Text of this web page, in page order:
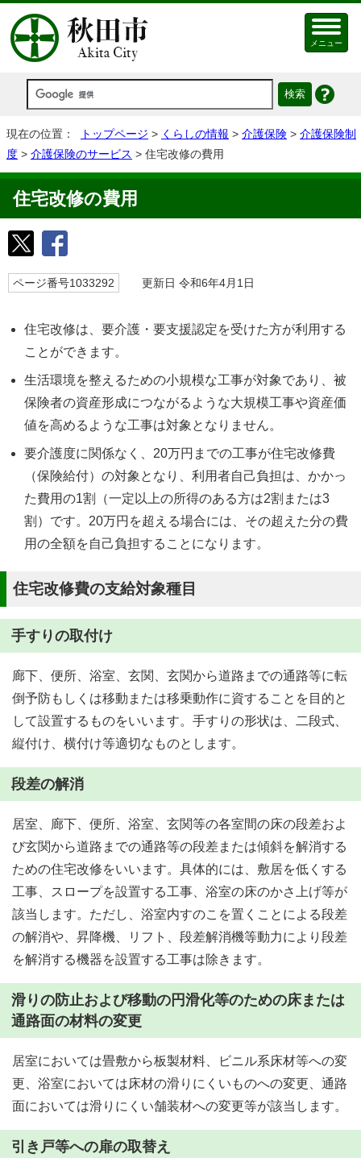
メニュー
現在の位置： トップページ > くらしの情報 > 介護保険 > 介護保険制
度 > 介護保険のサービス > 住宅改修の費用
住宅改修の費用
ページ番号1033292 更新日 令和6年4月1日
住宅改修は、要介護・要支援認定を受けた方が利用する
ことができます。
生活環境を整えるための小規模な工事が対象であり、被
保険者の資産形成につながるような大規模工事や資産価
値を高めるような工事は対象となりません。
要介護度に関係なく、20万円までの工事が住宅改修費
（保険給付）の対象となり、利用者自己負担は、かかっ
た費用の1割（一定以上の所得のある方は2割または3
割）です。20万円を超える場合には、その超えた分の費
用の全額を自己負担することになります。
住宅改修費の支給対象種目
手すりの取付け
廊下、便所、浴室、玄関、玄関から道路までの通路等に転
倒予防もしくは移動または移乗動作に資することを目的と
して設置するものをいいます。手すりの形状は、二段式、
縦付け、横付け等適切なものとします。
段差の解消
居室、廊下、便所、浴室、玄関等の各室間の床の段差およ
び玄関から道路までの通路等の段差または傾斜を解消する
ための住宅改修をいいます。具体的には、敷居を低くする
工事、スロープを設置する工事、浴室の床のかさ上げ等が
該当します。ただし、浴室内すのこを置くことによる段差
の解消や、昇降機、リフト、段差解消機等動力により段差
を解消する機器を設置する工事は除きます。
滑りの防止および移動の円滑化等のための床または
通路面の材料の変更
居室においては畳敷から板製材料、ビニル系床材等への変
更、浴室においては床材の滑りにくいものへの変更、通路
面においては滑りにくい舗装材への変更等が該当します。
引き戸等への扉の取替え